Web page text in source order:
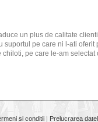
un plus de calitate
suportul pe care ni l-ati
pe care le-am selectat
si conditii | Prelucrarea